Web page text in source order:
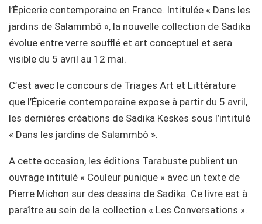
l’Épicerie contemporaine en France. Intitulée « Dans les
jardins de Salammbô », la nouvelle collection de Sadika
évolue entre verre soufflé et art conceptuel et sera
visible du 5 avril au 12 mai.
C’est avec le concours de Triages Art et Littérature
que l’Épicerie contemporaine expose à partir du 5 avril,
les dernières créations de Sadika Keskes sous l’intitulé
« Dans les jardins de Salammbô ».
A cette occasion, les éditions Tarabuste publient un
ouvrage intitulé « Couleur punique » avec un texte de
Pierre Michon sur des dessins de Sadika. Ce livre est à
paraître au sein de la collection « Les Conversations ».